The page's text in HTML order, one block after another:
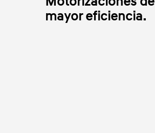
mayor eficiencia.